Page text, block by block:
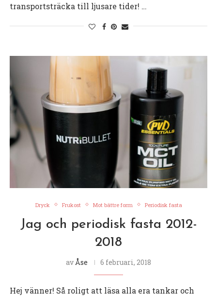
transportsträcka till ljusare tider! …
Dryck Frukost Mot bättre form Periodisk fasta
Jag och periodisk fasta 2012-
2018
av Åse 6 februari, 2018
Hej vänner! Så roligt att läsa alla era tankar och